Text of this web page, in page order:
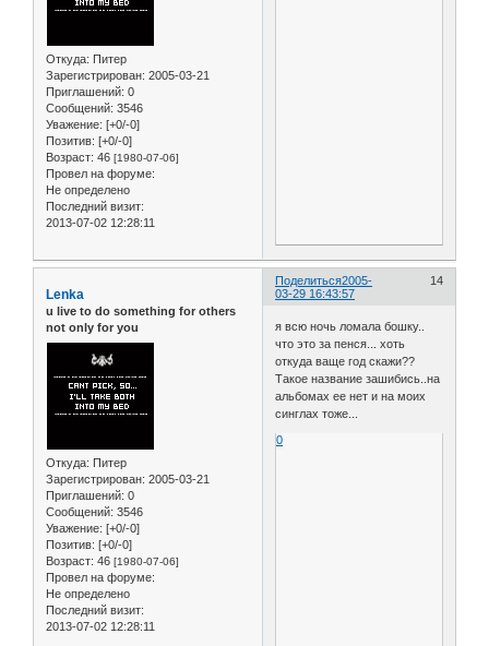
Откуда: Питер
Зарегистрирован: 2005-03-21
Приглашений: 0
Сообщений: 3546
Уважение: [+0/-0]
Позитив: [+0/-0]
Возраст: 46 [1980-07-06]
Провел на форуме:
Не определено
Последний визит:
2013-07-02 12:28:11
Поделиться 14
2005-
03-29 16:43:57
Lenka
u live to do something for others
not only for you
Откуда: Питер
Зарегистрирован: 2005-03-21
Приглашений: 0
Сообщений: 3546
Уважение: [+0/-0]
Позитив: [+0/-0]
Возраст: 46 [1980-07-06]
Провел на форуме:
Не определено
Последний визит:
2013-07-02 12:28:11
я всю ночь ломала бошку..
что это за пенся... хоть
откуда ваще год скажи??
Такое название зашибись..на
альбомах ее нет и на моих
синглах тоже...
0